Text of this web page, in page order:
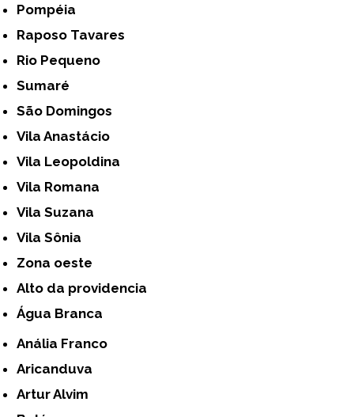
Pompéia
Raposo Tavares
Rio Pequeno
Sumaré
São Domingos
Vila Anastácio
Vila Leopoldina
Vila Romana
Vila Suzana
Vila Sônia
Zona oeste
alto da providencia
Água Branca
Anália Franco
Aricanduva
Artur Alvim